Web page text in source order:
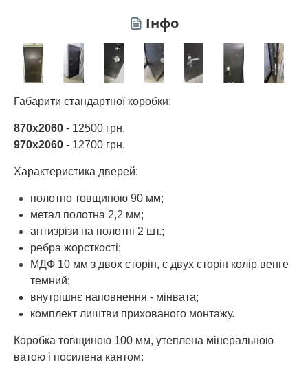
Інфо
Габарити стандартної коробки:
870х2060 - 12500 грн.
970х2060 - 12700 грн.
Характеристика дверей:
полотно товщиною 90 мм;
метал полотна 2,2 мм;
антизрізи на полотні 2 шт.;
ребра жорсткості;
МДФ 10 мм з двох сторін, с двух сторін колір венге
темний;
внутрішнє наповнення - мінвата;
комплект лиштви прихованого монтажу.
Коробка товщиною 100 мм, утеплена мінеральною
ватою і посилена кантом: